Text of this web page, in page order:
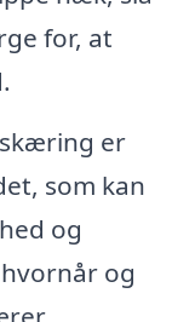
for, at
er
som kan
og
og